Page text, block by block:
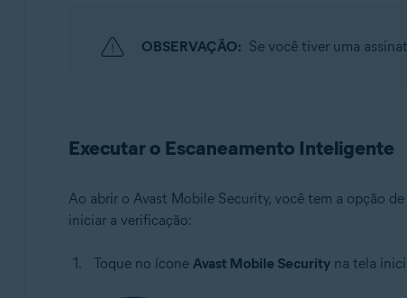
OBSERVAÇÃO: Se você tiver uma
Executar o Escaneamento Inteligente
Ao abrir o Avast Mobile Security, você tem a opção
iniciar a verificação:
Toque no ícone Avast Mobile Securityna tela